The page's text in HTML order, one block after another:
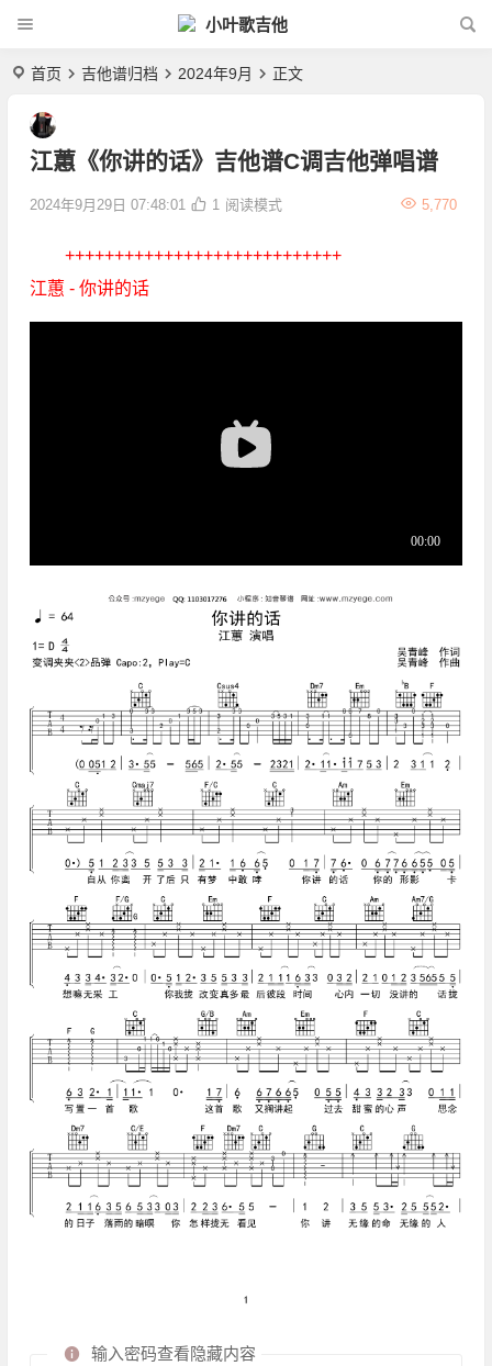
小叶歌吉他
首页 吉他谱归档 2024年9月 正文
江蕙《你讲的话》吉他谱C调吉他弹唱谱
2024年9月29日 07:48:01 5,770
1 阅读模式
++++++++++++++++++++++++++++
江蕙 - 你讲的话
输入密码查看隐藏内容